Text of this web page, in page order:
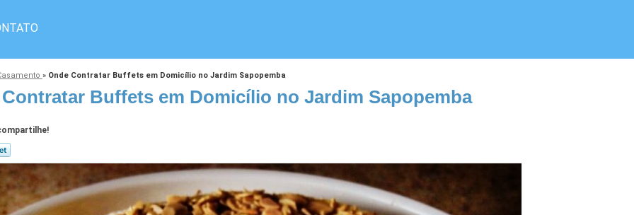
» Onde Contratar Buffets em Domicílio no Jardim Sapopemba
Buffets em Domicílio no Jardim Sapopemba